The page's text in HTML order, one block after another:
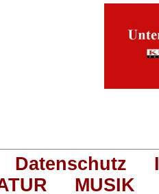
Datenschutz
MUSIK